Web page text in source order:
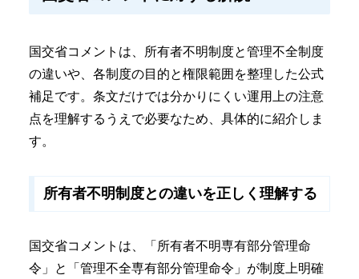
国交省コメントは、所有者不明制度と管理不全制度
の違いや、各制度の目的と権限範囲を整理した公式
補足です。条文だけでは分かりにくい運用上の注意
点を理解するうえで必要なため、具体的に紹介しま
す。
所有者不明制度との違いを正しく理解する
国交省コメントは、「所有者不明専有部分管理命
令」と「管理不全専有部分管理命令」が制度上明確